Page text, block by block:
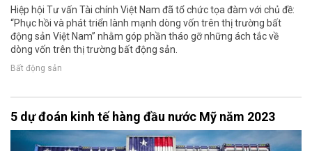
Hiệp hội Tư vấn Tài chính Việt Nam đã tổ chức tọa đàm với chủ đề:
“Phục hồi và phát triển lành mạnh dòng vốn trên thị trường bất
động sản Việt Nam” nhằm góp phần tháo gỡ những ách tắc về
dòng vốn trên thị trường bất động sản.
Bất động sản
5 dự đoán kinh tế hàng đầu nước Mỹ năm 2023